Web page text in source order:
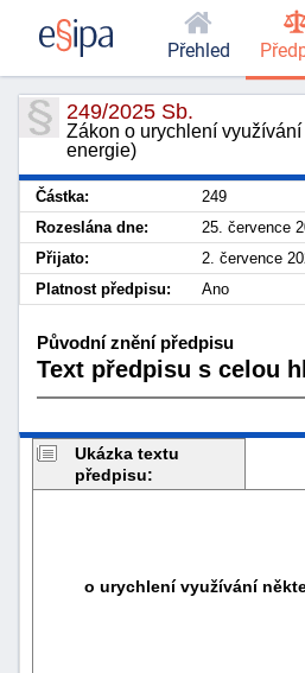
249/2025 Sb.
Zákon o urychlení
energie)
Částka: 249
Rozeslána dne:
25. července
Přijato:
2. července
Platnost předpisu:
Ano
Původní znění předpisu
Text předpisu s celou
Ukázka textu
předpisu:
o urychlení využívání
Přehled